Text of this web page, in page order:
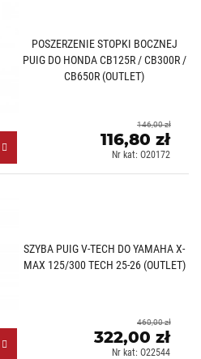
POSZERZENIE STOPKI BOCZNEJ
PUIG DO HONDA CB125R / CB300R /
CB650R (OUTLET)
116,80 zł
146,00 zł
Nr kat: O20172
SZYBA PUIG V-TECH DO YAMAHA X-
MAX 125/300 TECH 25-26 (OUTLET)
(H)
322,00 zł
460,00 zł
Nr kat: O22544